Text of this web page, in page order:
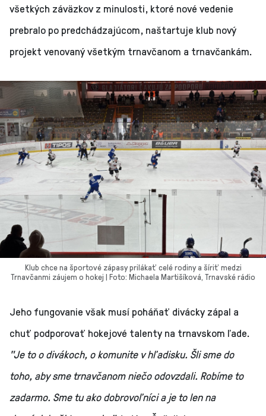
všetkých záväzkov z minulosti, ktoré nové vedenie
prebralo po predchádzajúcom, naštartuje klub nový
projekt venovaný všetkým trnavčanom a trnavčankám.
Klub chce na športové zápasy prilákať celé rodiny a šíriť medzi
Trnavčanmi záujem o hokej | Foto: Michaela Martišíková, Trnavské rádio
Jeho fungovanie však musí poháňať divácky zápal a
chuť podporovať hokejové talenty na trnavskom ľade.
"Je to o divákoch, o komunite v hľadisku. Šli sme do
toho, aby sme trnavčanom niečo odovzdali. Robíme to
zadarmo. Sme tu ako dobrovoľníci a je to len na